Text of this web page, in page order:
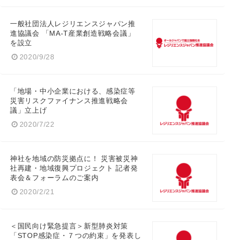
一般社団法人レジリエンスジャパン推
進協議会 「MA-T産業創造戦略会議」
を設立
2020/9/28
「地場・中小企業における、感染症等
災害リスクファイナンス推進戦略会
議」立上げ
2020/7/22
神社を地域の防災拠点に！ 災害被災神
社再建・地域復興プロジェクト 記者発
表会＆フォーラムのご案内
2020/2/21
＜国民向け緊急提言＞新型肺炎対策
「STOP感染症・７つの約束」を発表し